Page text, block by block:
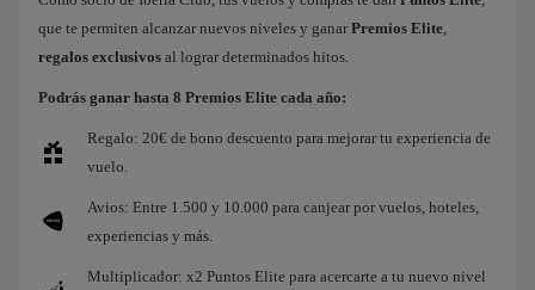
que te permiten alcanzar nuevos niveles y ganar Premios Elite,
regalos exclusivos al lograr determinados hitos.
Podrás ganar hasta 8 Premios Elite cada año:
Regalo: 20€ de bono descuento para mejorar tu experiencia de
vuelo.
Avios: Entre 1.500 y 10.000 para canjear por vuelos, hoteles,
experiencias y más.
Multiplicador: x2 Puntos Elite para acercarte a tu nuevo nivel